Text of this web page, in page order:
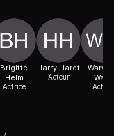
Brigitte
Helm
Actrice
Harry Hardt
Acteur
Ward
Acteur